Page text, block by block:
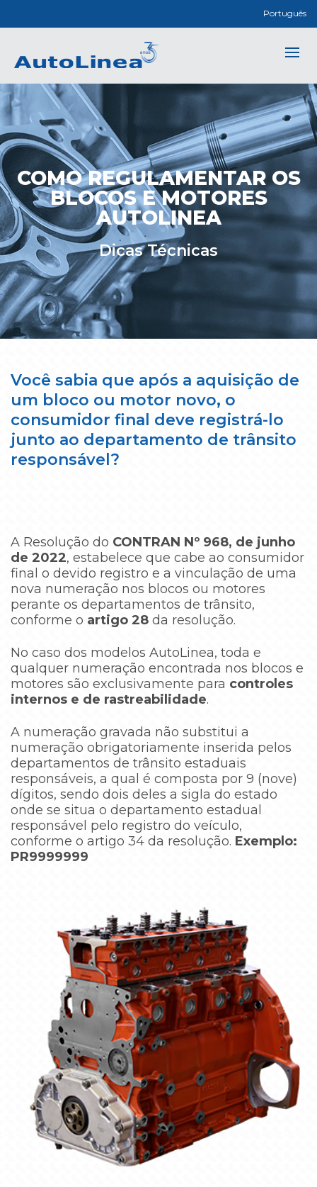
Português
COMO REGULAMENTAR OS
BLOCOS E MOTORES
AUTOLINEA
Dicas Técnicas
Você sabia que após a aquisição de
um bloco ou motor novo, o
consumidor final deve registrá-lo
junto ao departamento de trânsito
responsável?
A Resolução do CONTRAN Nº 968, de junho
de 2022, estabelece que cabe ao consumidor
final o devido registro e a vinculação de uma
nova numeração nos blocos ou motores
perante os departamentos de trânsito,
conforme o artigo 28 da resolução.
No caso dos modelos AutoLinea, toda e
qualquer numeração encontrada nos blocos e
motores são exclusivamente para controles
internos e de rastreabilidade.
A numeração gravada não substitui a
numeração obrigatoriamente inserida pelos
departamentos de trânsito estaduais
responsáveis, a qual é composta por 9 (nove)
dígitos, sendo dois deles a sigla do estado
onde se situa o departamento estadual
responsável pelo registro do veículo,
conforme o artigo 34 da resolução. Exemplo:
PR9999999